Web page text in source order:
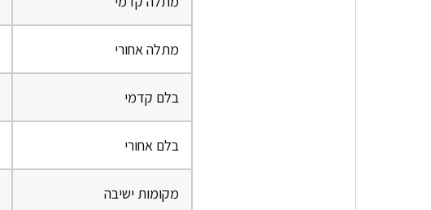
מתלה אחורי
בלם קדמי
בלם אחורי
מקומות ישיבה